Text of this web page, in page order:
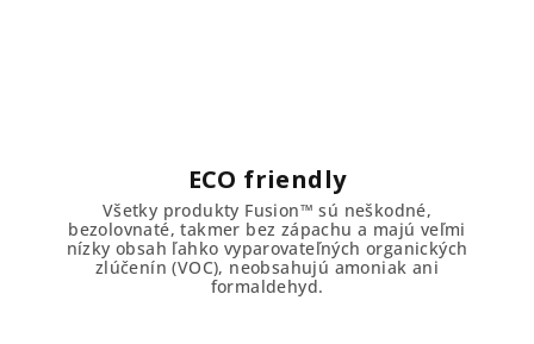
ECO friendly
Všetky produkty Fusion™ sú neškodné,
bezolovnaté, takmer bez zápachu a majú veľmi
nízky obsah ľahko vyparovateľných organických
zlúčenín (VOC), neobsahujú amoniak ani
formaldehyd.